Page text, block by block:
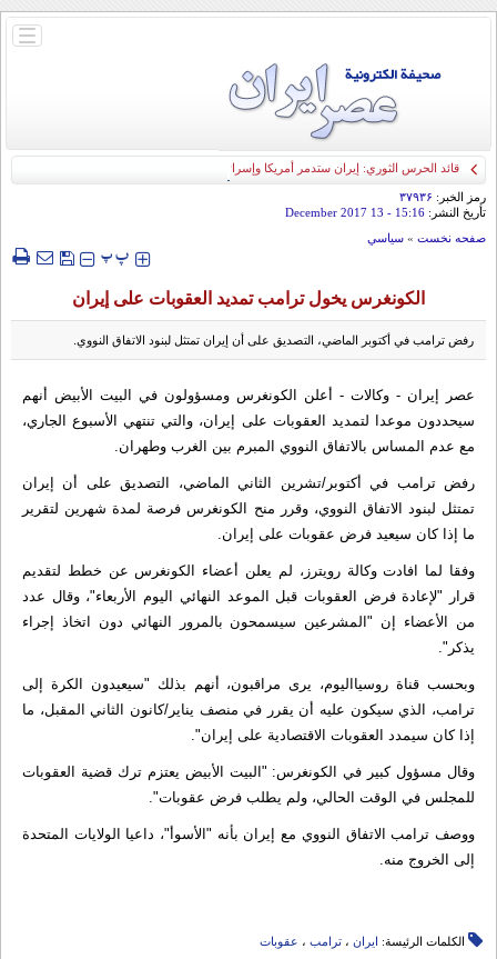
باز
قائد الحرس الثوري: إيران ستدمر أمريكا وإسرائيل والسعودية إذا تجاوزت خطوط طهران
الحمراء
رمز الخبر: ۳۷۹۳۶
تأريخ النشر: 15:16
- 13 December 2017
صفحه نخست » سياسي
‍‍‍ پپ
الكونغرس يخول ترامب تمديد العقوبات على إيران
رفض ترامب في أكتوبر الماضي، التصديق على أن إيران تمتثل لبنود الاتفاق النووي.
عصر إيران - وكالات - أعلن الكونغرس ومسؤولون في البيت الأبيض أنهم
سيحددون موعدا لتمديد العقوبات على إيران، والتي تنتهي الأسبوع الجاري،
مع عدم المساس بالاتفاق النووي المبرم بين الغرب وطهران.
رفض ترامب في أكتوبر/تشرين الثاني الماضي، التصديق على أن إيران
تمتثل لبنود الاتفاق النووي، وقرر منح الكونغرس فرصة لمدة شهرين لتقرير
ما إذا كان سيعيد فرض عقوبات على إيران.
وفقا لما افادت وكالة رويترز، لم يعلن أعضاء الكونغرس عن خطط لتقديم
قرار "لإعادة فرض العقوبات قبل الموعد النهائي اليوم الأربعاء"، وقال عدد
من الأعضاء إن "المشرعين سيسمحون بالمرور النهائي دون اتخاذ إجراء
يذكر".
وبحسب قناة روسيااليوم، يرى مراقبون، أنهم بذلك "سيعيدون الكرة إلى
ترامب، الذي سيكون عليه أن يقرر في منصف يناير/كانون الثاني المقبل، ما
إذا كان سيمدد العقوبات الاقتصادية على إيران".
وقال مسؤول كبير في الكونغرس: "البيت الأبيض يعتزم ترك قضية العقوبات
للمجلس في الوقت الحالي، ولم يطلب فرض عقوبات".
ووصف ترامب الاتفاق النووي مع إيران بأنه "الأسوأ"، داعيا الولايات المتحدة
إلى الخروج منه.
الكلمات الرئيسة: ایران ، ترامب ، عقوبات